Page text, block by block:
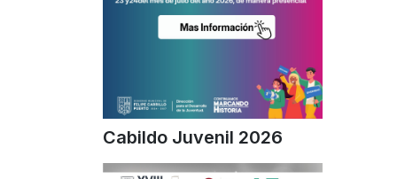
Cabildo Juvenil 2026